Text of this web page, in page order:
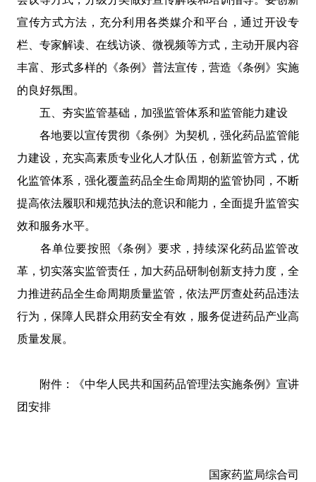
宣传方式方法，充分利用各类媒介和平台，通过开设专
栏、专家解读、在线访谈、微视频等方式，主动开展内容
丰富、形式多样的《条例》普法宣传，营造《条例》实施
的良好氛围。
五、夯实监管基础，加强监管体系和监管能力建设
各地要以宣传贯彻《条例》为契机，强化药品监管能
力建设，充实高素质专业化人才队伍，创新监管方式，优
化监管体系，强化覆盖药品全生命周期的监管协同，不断
提高依法履职和规范执法的意识和能力，全面提升监管实
效和服务水平。
各单位要按照《条例》要求，持续深化药品监管改
革，切实落实监管责任，加大药品研制创新支持力度，全
力推进药品全生命周期质量监管，依法严厉查处药品违法
行为，保障人民群众用药安全有效，服务促进药品产业高
质量发展。
附件：《中华人民共和国药品管理法实施条例》宣讲
团安排
国家药监局综合司